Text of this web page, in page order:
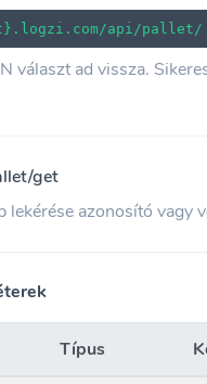
api/pallet/
választ ad vissza.
get
lekérése azonosító vagy
Típus